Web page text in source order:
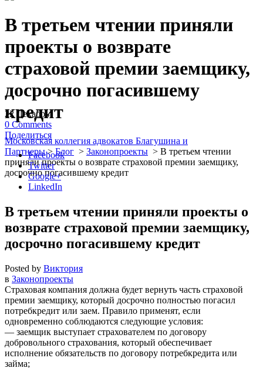
В третьем чтении приняли
проекты о возврате
страховой премии заемщику,
досрочно погасившему
кредит
Московская коллегия адвокатов Благушина и
Партнеры>Блог > Законопроекты > В третьем чтении
приняли проекты о возврате страховой премии заемщику,
досрочно погасившему кредит
22 Декабрь
0 Comments
Поделиться
Facebook
Twitter
Google+
LinkedIn
В третьем чтении приняли проекты о
возврате страховой премии заемщику,
досрочно погасившему кредит
Posted by Виктория
в Законопроекты
Страховая компания должна будет вернуть часть страховой
премии заемщику, который досрочно полностью погасил
потребкредит или заем. Правило применят, если
одновременно соблюдаются следующие условия:
— заемщик выступает страхователем по договору
добровольного страхования, который обеспечивает
исполнение обязательств по договору потребкредита или
займа;